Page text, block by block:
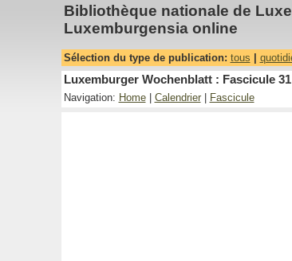
Bibliothèque nationale de
Luxemburgensia online
Sélection du type de publication: tous
Luxemburger Wochenblatt : Fascicule
Navigation: Home| Calendrier| Fascicule